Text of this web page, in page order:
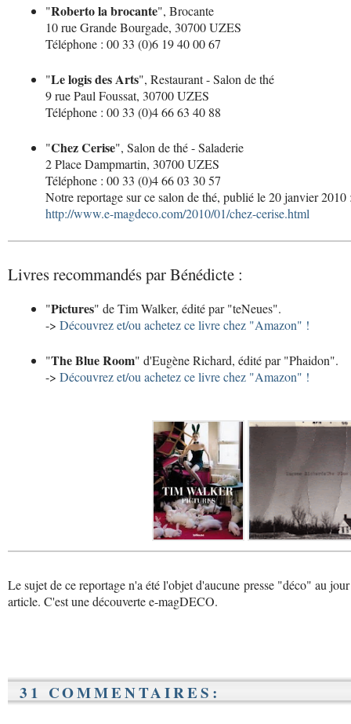
"Roberto la brocante", Brocante
10 rue Grande Bourgade, 30700 UZES
Téléphone : 00 33 (0)6 19 40 00 67
"Le logis des Arts", Restaurant - Salon de thé
9 rue Paul Foussat, 30700 UZES
Téléphone : 00 33 (0)4 66 63 40 88
"Chez Cerise", Salon de thé - Saladerie
2 Place Dampmartin, 30700 UZES
Téléphone : 00 33 (0)4 66 03 30 57
Notre reportage sur ce salon de thé, publié le 20 janvier 2010
http://www.e-magdeco.com/2010/01/chez-cerise.html
Livres recommandés par Bénédicte :
"Pictures" de Tim Walker, édité par "teNeues".
-> Découvrez et/ou achetez ce livre chez "Amazon" !
"The Blue Room" d'Eugène Richard, édité par "Phaidon".
-> Découvrez et/ou achetez ce livre chez "Amazon" !
Le sujet de ce reportage n'a été l'objet d'aucune presse "déco" au
article. C'est une découverte e-magDECO.
31 COMMENTAIRES: